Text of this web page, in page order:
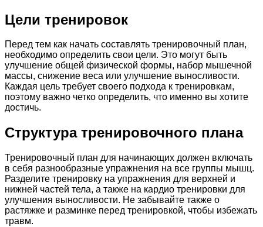
Цели тренировок
Перед тем как начать составлять тренировочный план,
необходимо определить свои цели. Это могут быть
улучшение общей физической формы, набор мышечной
массы, снижение веса или улучшение выносливости.
Каждая цель требует своего подхода к тренировкам,
поэтому важно четко определить, что именно вы хотите
достичь.
Структура тренировочного плана
Тренировочный план для начинающих должен включать
в себя разнообразные упражнения на все группы мышц.
Разделите тренировку на упражнения для верхней и
нижней частей тела, а также на кардио тренировки для
улучшения выносливости. Не забывайте также о
растяжке и разминке перед тренировкой, чтобы избежать
травм.